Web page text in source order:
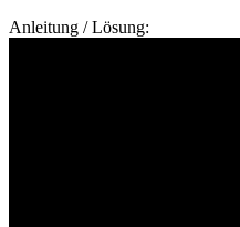
Anleitung / Lösung: